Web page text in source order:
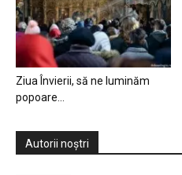
Ziua Învierii, să ne luminăm
popoare…
Autorii noștri